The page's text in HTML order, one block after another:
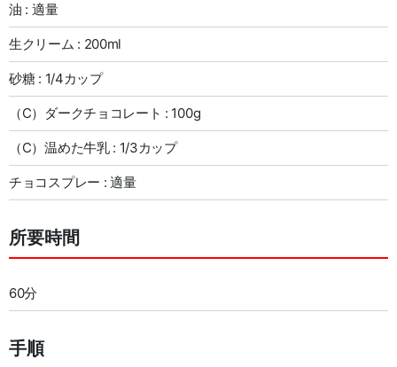
油 : 適量
生クリーム : 200ml
砂糖 : 1/4カップ
（C）ダークチョコレート : 100g
（C）温めた牛乳 : 1/3カップ
チョコスプレー : 適量
所要時間
60分
手順